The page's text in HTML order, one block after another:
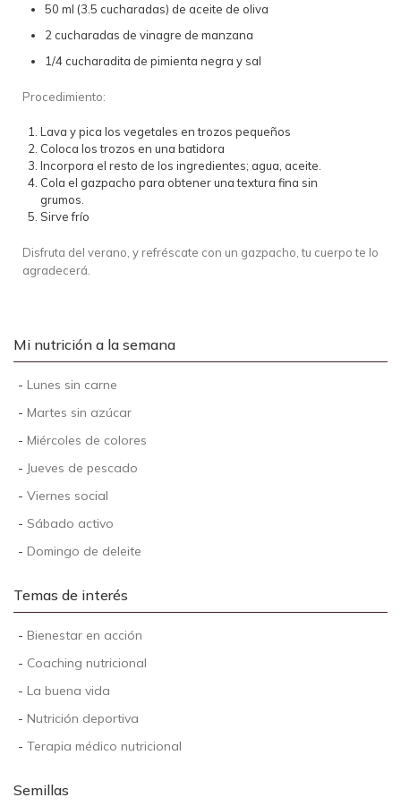
50 ml (3.5 cucharadas) de aceite de oliva
2 cucharadas de vinagre de manzana
1/4 cucharadita de pimienta negra y sal
Procedimiento:
Lava y pica los vegetales en trozos pequeños
Coloca los trozos en una batidora
Incorpora el resto de los ingredientes; agua, aceite.
Cola el gazpacho para obtener una textura fina sin
grumos.
Sirve frío
Disfruta del verano, y refréscate con un gazpacho, tu cuerpo te lo
agradecerá.
Mi nutrición a la semana
- Lunes sin carne
- Martes sin azúcar
- Miércoles de colores
- Jueves de pescado
- Viernes social
- Sábado activo
- Domingo de deleite
Temas de interés
- Bienestar en acción
- Coaching nutricional
- La buena vida
- Nutrición deportiva
- Terapia médico nutricional
Semillas